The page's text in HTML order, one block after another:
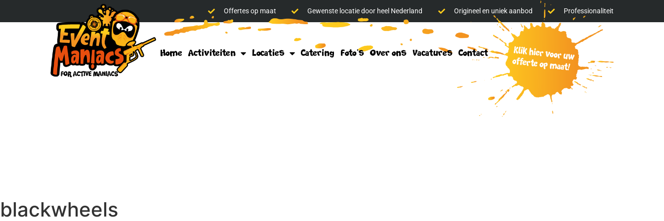
Offertes op maat Gewenste locatie door heel Nederland Origineel en uniek aanbod Professionaliteit
Home Activiteiten Locaties Catering Foto’s Over ons Vacatures Contact klik
blackwheels